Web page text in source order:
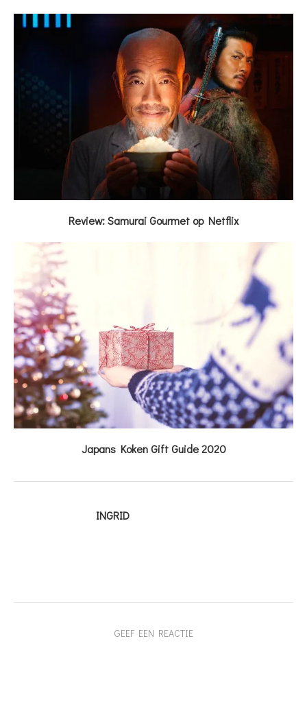
Review: Samurai Gourmet op Netflix
Japans Koken Gift Guide 2020
INGRID
GEEF EEN REACTIE